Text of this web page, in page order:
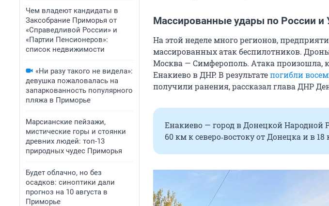
Чем владеют кандидаты в
Заксобрание Приморья от
«Справедливой России» и
«Партии Пенсионеров»:
список недвижимости
«Ни разу такого не видела»:
девушка пожаловалась на
запаркованность популярного
пляжа в Приморье
Марсианские пейзажи,
мистические горы и стоянки
древних людей: топ-13
природных чудес Приморья
Будет облачно, но без
осадков: синоптики дали
прогноз на 10 августа в
Приморье
Массированные удары по России и
На этой неделе много регионов,
массированных атак беспилотников.
Москва — Симферополь. Атака произошла,
Енакиево в ДНР. В результатепогибли
получили ранения, рассказал глава ДНР
Енакиево — город в Донецкой Народной
60 км к северо‑востоку от Донецка и в